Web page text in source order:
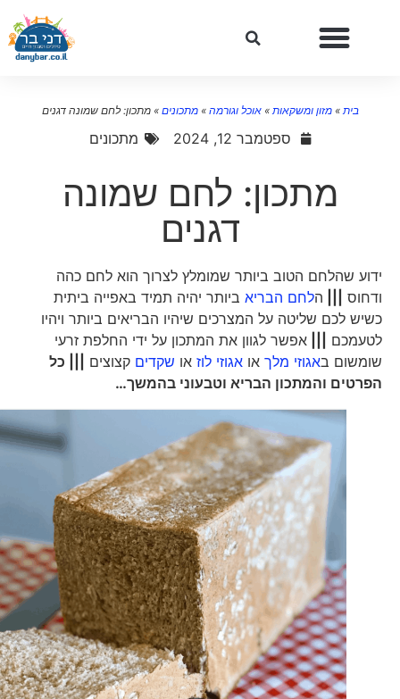
»מזון ומשקאות»אוכל וגורמה»מתכונים»מתכון: לחם שמונה דגנים
ספטמבר 12, 2024 מתכונים
מתכון: לחם שמונה
דגנים
ידוע שהלחם הטוב ביותר שמומלץ לצרוך הוא לחם כהה
ודחוס||| לחם הבריאביותר יהיה תמיד באפייה ביתית
כשיש לכם שליטה על המצרכים שיהיו הבריאים ביותר ויהיו
לטעמכם|||
אפשר לגוון את המתכון על ידי החלפת זרעי
שומשום באגוזי מלךאו אגוזי לוזאו שקדיםקצוצים||| כל
הפרטים והמתכון הבריא וטבעוני בהמשך…